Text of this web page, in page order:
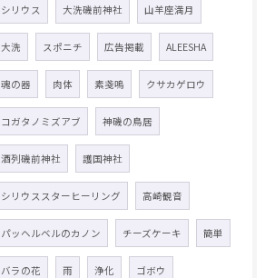
シリウス 大洗磯前神社 山羊座満月
大洗 スポニチ 広告掲載 ALEESHA
魂の器 肉体 素戔嗚 クサカゲロウ
コガタノミズアブ 神磯の鳥居
酒列磯前神社 護国神社
シリウススターヒーリング 高崎観音
パッヘルベルのカノン チーズケーキ 簡単
バラの花 雨 浄化 ゴボウ